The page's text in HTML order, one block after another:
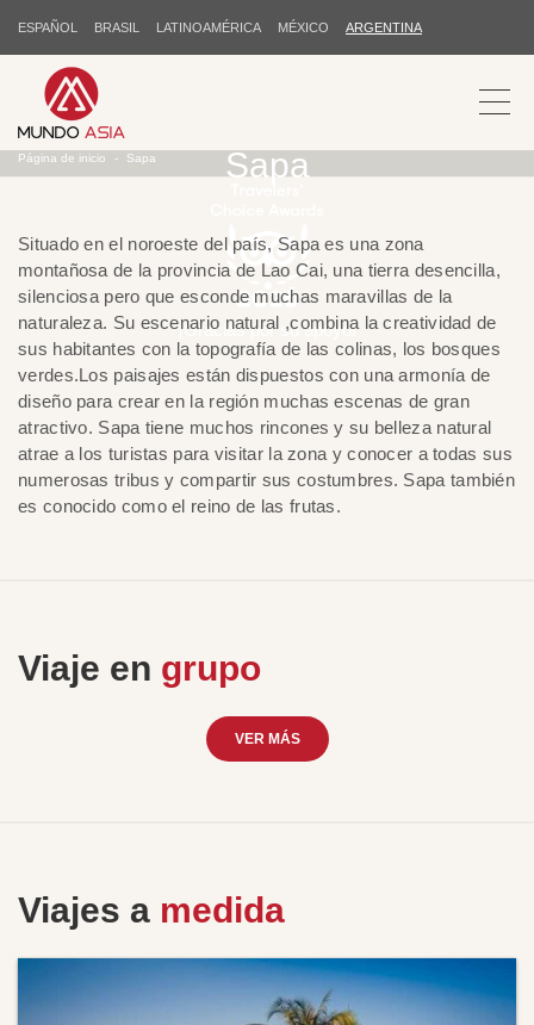
ESPAÑOL BRASIL LATINOAMÉRICA MÉXICO ARGENTINA
Sapa
Página de inicio Sapa
¡Gracias por su apoyo!
Situado en el noroeste del país, Sapa es una zona
montañosa de la provincia de Lao Cai, una tierra desencilla,
silenciosa pero que esconde muchas maravillas de la
naturaleza. Su escenario natural ,combina la creatividad de
sus habitantes con la topografía de las colinas, los bosques
verdes.Los paisajes están dispuestos con una armonía de
diseño para crear en la región muchas escenas de gran
atractivo. Sapa tiene muchos rincones y su belleza natural
atrae a los turistas para visitar la zona y conocer a todas sus
numerosas tribus y compartir sus costumbres. Sapa también
es conocido como el reino de las frutas.
Viaje en grupo
VER MÁS
Viajes a medida